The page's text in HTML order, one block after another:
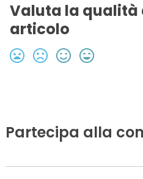
Valuta la qualità
articolo
Partecipa alla